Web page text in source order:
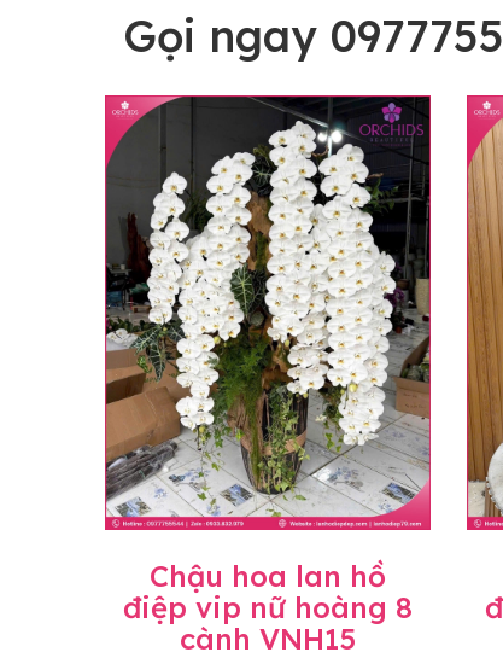
Gọi ngay
Chậu hoa lan hồ
điệp vip nữ hoàng 8
cành VNH15